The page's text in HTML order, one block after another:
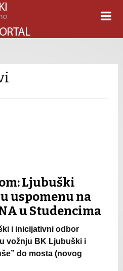
Ljubuški
uspomenu na
u Studencima
i inicijativni odbor
vožnju BK Ljubuški i
do mosta (novog